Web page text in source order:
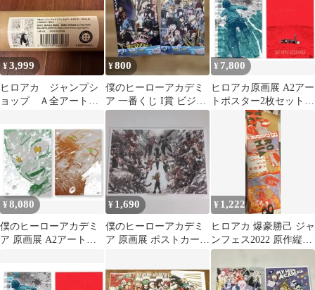
¥3,999
ヒロアカ ジャンプシ
ョップ Ａ全アートポ
¥800
僕のヒーローアカデミ
ア 一番くじ I賞 ビジュ
アルクリアポスター 2
種
¥ 7,800
ヒロアカ原画展 A2アー
トポスター2枚セット
【頑張れ】
¥8,080
僕のヒーローアカデミ
ア 原画展 A2アートポ
¥ 1,690
僕のヒーローアカデミ
ア 原画展 ポストカード
¥ 1,222
ヒロアカ 爆豪勝己 ジャ
ンフェス2022 原作縦長
ポスター 元箱無し